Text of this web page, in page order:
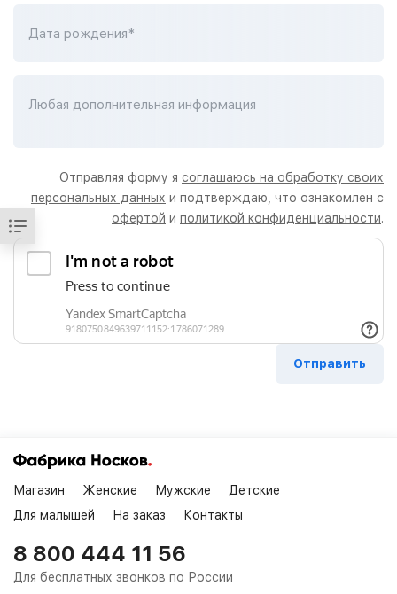
Дата рождения*
Любая дополнительная информация
Отправляя форму я соглашаюсь на обработку своих
персональных данных и подтверждаю, что ознакомлен с
офертой и политикой конфиденциальности.
Магазин Женские Мужские
Детские
Для малышей
На заказ Контакты
8 800 444 11 56
Для бесплатных звонков по России